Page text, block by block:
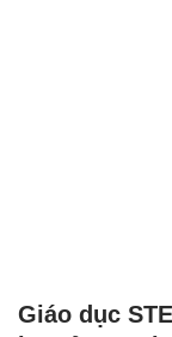
Giáo dục